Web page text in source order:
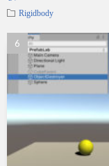
Rigidbody